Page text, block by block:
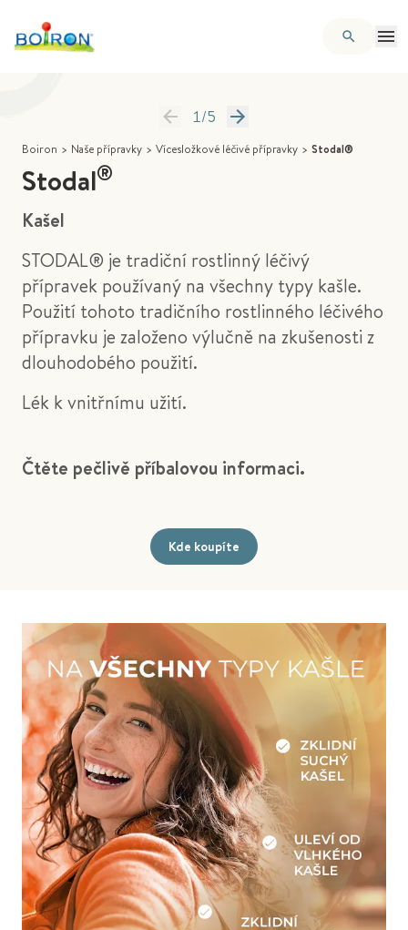
1/5
Boiron > Naše přípravky > Vícesložkové léčivé přípravky > Stodal®
Stodal®
Kašel
STODAL® je tradiční rostlinný léčivý
přípravek používaný na všechny typy kašle.
Použití tohoto tradičního rostlinného léčivého
přípravku je založeno výlučně na zkušenosti z
dlouhodobého použití.
Lék k vnitřnímu užití.
Čtěte pečlivě příbalovou informaci.
Kde koupíte